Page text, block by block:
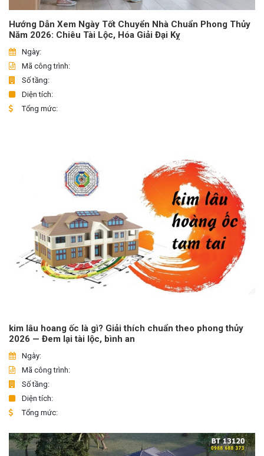
Hướng Dẫn Xem Ngày Tốt Chuyển Nhà Chuẩn Phong Thủy
Năm 2026: Chiêu Tài Lộc, Hóa Giải Đại Kỵ
Ngày:
Mã công trình:
Số tầng:
Diện tích:
Tổng mức:
kim lâu hoang ốc là gì? Giải thích chuẩn theo phong thủy
2026 — Đem lại tài lộc, bình an
Ngày:
Mã công trình:
Số tầng:
Diện tích:
Tổng mức: